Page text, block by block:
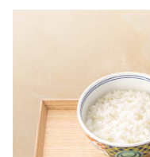
牛丼のこだわ